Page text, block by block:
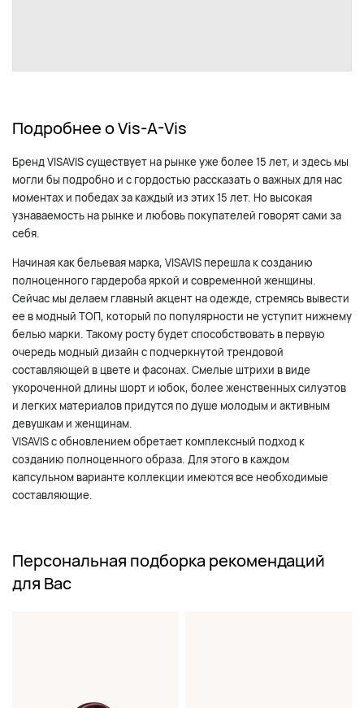
Подробнее о Vis-A-Vis
Бренд VISAVIS существует на рынке уже более 15 лет, и здесь мы
могли бы подробно и с гордостью рассказать о важных для нас
моментах и победах за каждый из этих 15 лет. Но высокая
узнаваемость на рынке и любовь покупателей говорят сами за
себя.
Начиная как бельевая марка, VISAVIS перешла к созданию
полноценного гардероба яркой и современной женщины.
Сейчас мы делаем главный акцент на одежде, стремясь вывести
ее в модный ТОП, который по популярности не уступит нижнему
белью марки. Такому росту будет способствовать в первую
очередь модный дизайн с подчеркнутой трендовой
составляющей в цвете и фасонах. Смелые штрихи в виде
укороченной длины шорт и юбок, более женственных силуэтов
и легких материалов придутся по душе молодым и активным
девушкам и женщинам.
VISAVIS с обновлением обретает комплексный подход к
созданию полноценного образа. Для этого в каждом
капсульном варианте коллекции имеются все необходимые
составляющие.
Персональная подборка рекомендаций
для Вас